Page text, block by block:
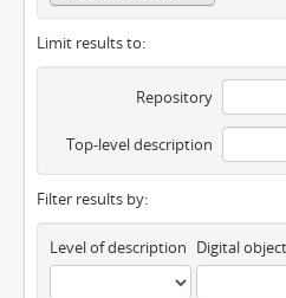
Limit results to:
Repository
Top-level description
Filter results by:
Level of description